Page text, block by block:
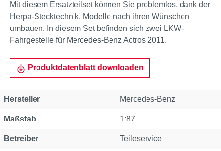
Mit diesem Ersatzteilset können Sie problemlos, dank der
Herpa-Stecktechnik, Modelle nach ihren Wünschen
umbauen. In diesem Set befinden sich zwei LKW-
Fahrgestelle für Mercedes-Benz Actros 2011.
Produktdatenblatt downloaden
Hersteller Mercedes-Benz
Maßstab 1:87
Betreiber Teileservice